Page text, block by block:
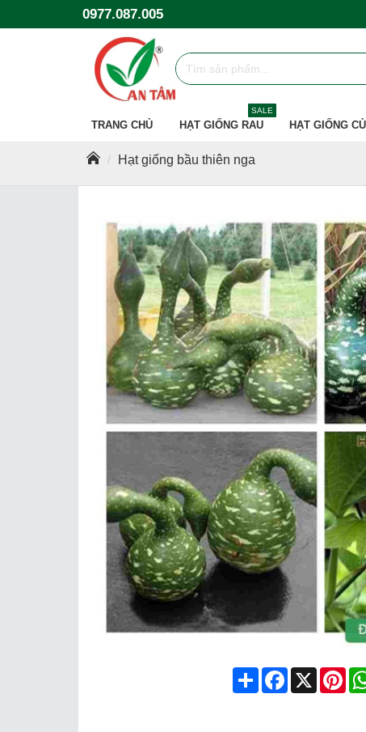
0977.087.005
TRANG CHỦ HẠT GIỐNG RAU
SALE
HẠT GIỐNG
Hạt giống bầu thiên nga
Share Facebook
X